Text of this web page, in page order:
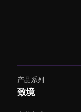
产品系列
致境